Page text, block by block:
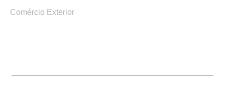
Comércio Exterior